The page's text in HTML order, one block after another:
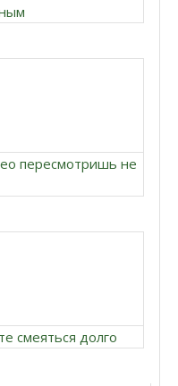
пересмотришь не
смеяться долго